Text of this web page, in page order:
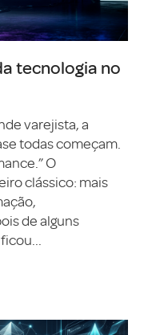
tecnologia no
varejista, a
todas começam.
O
clássico: mais
de alguns